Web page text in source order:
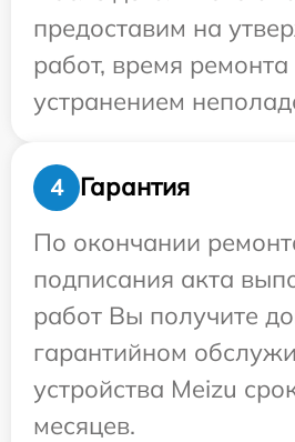
предоставим на
работ, время
устранением
4
Гарантия
По окончании
подписания акта
работ Вы получите
гарантийном
устройства Meizu
месяцев.